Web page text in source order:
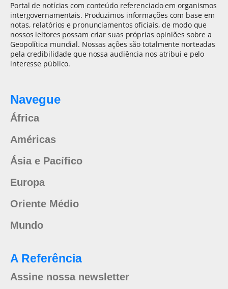
Portal de notícias com conteúdo referenciado em organismos
intergovernamentais. Produzimos informações com base em
notas, relatórios e pronunciamentos oficiais, de modo que
nossos leitores possam criar suas próprias opiniões sobre a
Geopolítica mundial. Nossas ações são totalmente norteadas
pela credibilidade que nossa audiência nos atribui e pelo
interesse público.
Navegue
África
Américas
Ásia e Pacífico
Europa
Oriente Médio
Mundo
A Referência
Assine nossa newsletter